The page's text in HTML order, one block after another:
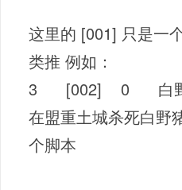
这里的 [001] 只是一
类推 例如：
3 [002] 0
在盟重土城杀死白野
个脚本